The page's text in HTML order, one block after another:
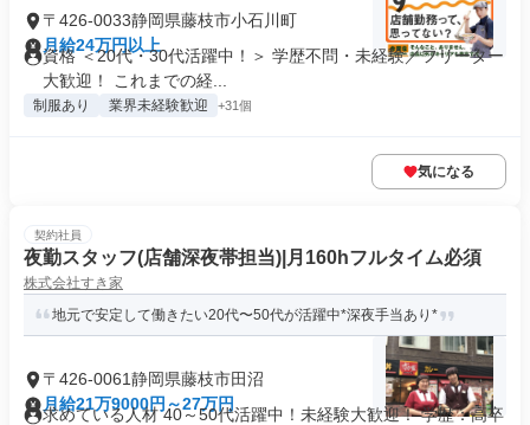
〒426-0033静岡県藤枝市小石川町
月給24万円以上
資格 ＜20代・30代活躍中！＞ 学歴不問・未経験／フリーター
大歓迎！ これまでの経...
制服あり 業界未経験歓迎 +31個
気になる
契約社員
夜勤スタッフ(店舗深夜帯担当)|月160hフルタイム必須
株式会社すき家
地元で安定して働きたい20代〜50代が活躍中*深夜手当あり*
〒426-0061静岡県藤枝市田沼
月給21万9000円～27万円
求めている人材 40～50代活躍中！未経験大歓迎！ 学歴：高卒